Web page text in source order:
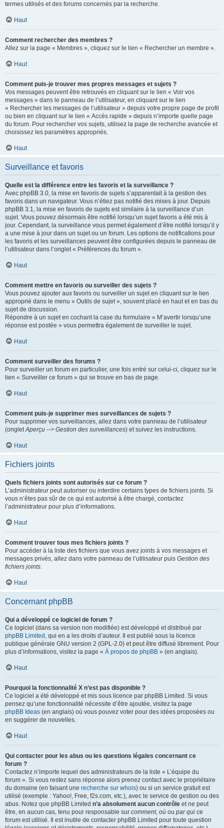
termes utilisés et des forums concernés par la recherche.
Haut
Comment rechercher des membres ?
Allez sur la page « Membres », cliquez sur le lien « Rechercher un membre ».
Haut
Comment puis-je trouver mes propres messages et sujets ?
Vos messages peuvent être retrouvés en cliquant sur le lien « Voir vos
messages » dans le panneau de l’utilisateur, en cliquant sur le lien
« Rechercher les messages de l’utilisateur » depuis votre propre page de profil
ou bien en cliquant sur le lien « Accès rapide » depuis n’importe quelle page
du forum. Pour rechercher vos sujets, utilisez la page de recherche avancée et
choisissez les paramètres appropriés.
Haut
Surveillance et favoris
Quelle est la différence entre les favoris et la surveillance ?
Avec phpBB 3.0, la mise en favoris de sujets s’apparentait à la gestion des
favoris dans un navigateur. Vous n’étiez pas notifié des mises à jour. Depuis
phpBB 3.1, la mise en favoris de sujets est similaire à la surveillance d’un
sujet. Vous pouvez désormais être notifié lorsqu’un sujet favoris a été mis à
jour. Cependant, la surveillance vous permet également d’être notifié lorsqu’il y
a une mise à jour dans un sujet ou un forum. Les options de notifications pour
les favoris et les surveillances peuvent être configurées depuis le panneau de
l’utilisateur dans l’onglet « Préférences du forum ».
Haut
Comment mettre en favoris ou surveiller des sujets ?
Vous pouvez ajouter aux favoris ou surveiller un sujet en cliquant sur le lien
approprié dans le menu « Outils de sujet », souvent placé en haut et en bas du
sujet de discussion.
Répondre à un sujet en cochant la case du formulaire « M’avertir lorsqu’une
réponse est postée » vous permettra également de surveiller le sujet.
Haut
Comment surveiller des forums ?
Pour surveiller un forum en particulier, une fois entré sur celui-ci, cliquez sur le
lien « Surveiller ce forum » qui se trouve en bas de page.
Haut
Comment puis-je supprimer mes surveillances de sujets ?
Pour supprimer vos surveillances, allez dans votre panneau de l’utilisateur
(ongletAperçu --> Gestion des surveillances) et suivez les instructions.
Haut
Fichiers joints
Quels fichiers joints sont autorisés sur ce forum ?
L’administrateur peut autoriser ou interdire certains types de fichiers joints. Si
vous n’êtes pas sûr de ce qui est autorisé à être chargé, contactez
l’administrateur pour plus d’informations.
Haut
Comment trouver tous mes fichiers joints ?
Pour accéder à la liste des fichiers que vous avez joints à vos messages et
messages privés, allez dans votre panneau de l’utilisateur puis Gestion des
fichiers joints.
Haut
Concernant phpBB
Qui a développé ce logiciel de forum ?
Ce logiciel (dans sa version non modifiée) est développé et distribué par
phpBB Limited , qui en a les droits d’auteur. Il est publié sous la licence
publique générale GNU version 2 (GPL-2.0) et peut être diffusé librement. Pour
plus d’informations, visitez la page « À propos de phpBB » (en anglais).
Haut
Pourquoi la fonctionnalité X n’est pas disponible ?
Ce logiciel a été développé et mis sous licence par phpBB Limited. Si vous
pensez qu’une fonctionnalité nécessite d’être ajoutée, visitez la page
phpBB Ideas (en anglais) où vous pouvez voter pour des idées proposées ou
en suggérer de nouvelles.
Haut
Qui contacter pour les abus ou les questions légales concernant ce
forum ?
Contactez n’importe lequel des administrateurs de la liste « L’équipe du
forum ». Si vous restez sans réponse alors prenez contact avec le propriétaire
du domaine (en faisant une recherche sur whois) ou si un service gratuit est
utilisé (exemple : Yahoo!, Free, f2s.com, etc.), avec le service de gestion ou des
abus. Notez que phpBB Limited n’a absolument aucun contrôle et ne peut
être, en aucun cas, tenu pour responsable sur comment, où ou par qui ce
forum est utilisé. Il est inutile de contacter phpBB Limited pour toute question